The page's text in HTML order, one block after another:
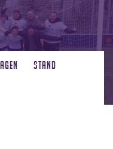
Stand